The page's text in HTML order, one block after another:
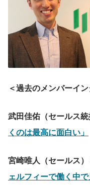
＜過去のメンバーイ
武田佳佑（セールス統
くのは最高に面白い」
宮崎唯人（セールス）
ェルフィーで働く中